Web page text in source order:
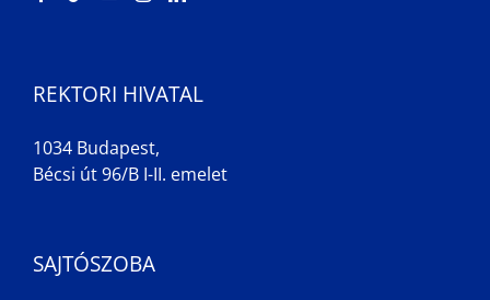
REKTORI HIVATAL
1034 Budapest,
Bécsi út 96/B I-II. emelet
SAJTÓSZOBA